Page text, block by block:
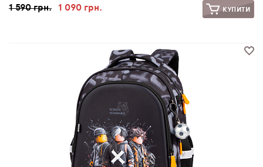
1 590 грн. 1 090 грн. КУПИТИ